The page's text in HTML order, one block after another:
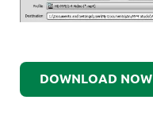
DOWNLOAD NOW